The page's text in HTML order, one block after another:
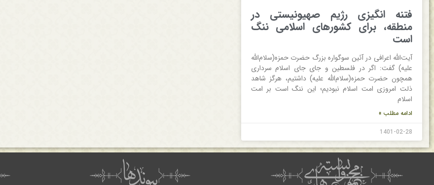
فتنه انگیزی رژیم صهیونیستی در
منطقه، برای کشورهای اسلامی ننگ
است
آیت‌الله اعرافی در آئین سوگواره بزرگ حضرت حمزه(سلام‌الله
علیه) گفت: اگر در فلسطین و جای جای اسلام سرداری
همچون حضرت حمزه(سلام‌الله علیه) داشتیم، هرگز شاهد
ذلت امروزی امت اسلام نبودیم؛ این ننگ است بر امت
اسلام
ادامه مطلب »
1401-02-28